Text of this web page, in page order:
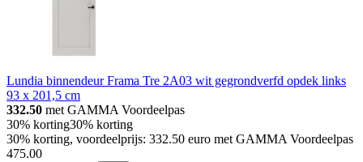
Lundia binnendeur Frama Tre 2A03 wit gegrondverfd opdek links
93 x 201,5 cm
332.50 met GAMMA Voordeelpas
30% korting30% korting
30% korting, voordeelprijs: 332.50 euro met GAMMA Voordeelpas
475.00